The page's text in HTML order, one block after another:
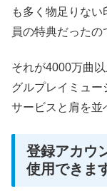
も多く物足りな
員の特典だったの
それが4000万曲
グルプレイミュー
サービスと肩を並
登録アカウ
使用できま